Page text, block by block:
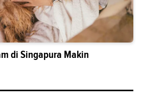
di Singapura Makin